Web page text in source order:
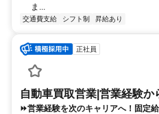
ま...
交通費支給 シフト制 昇給あり
正社員
自動車買取営業|営業経験
⏩️営業経験を次のキャリアへ！固定